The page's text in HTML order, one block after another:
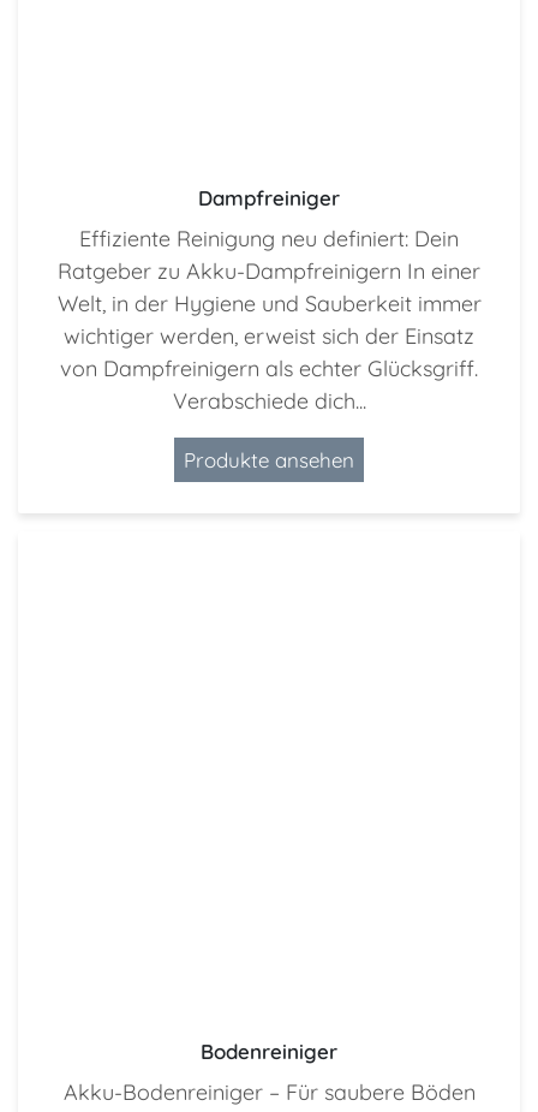
Dampfreiniger
Effiziente Reinigung neu definiert: Dein
Ratgeber zu Akku-Dampfreinigern In einer
Welt, in der Hygiene und Sauberkeit immer
wichtiger werden, erweist sich der Einsatz
von Dampfreinigern als echter Glücksgriff.
Verabschiede dich...
Produkte ansehen
Bodenreiniger
Akku-Bodenreiniger – Für saubere Böden